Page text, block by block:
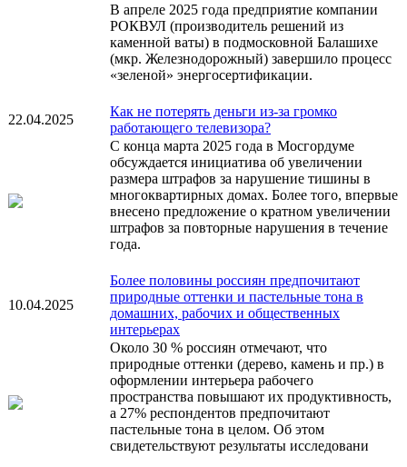
В апреле 2025 года предприятие компании
РОКВУЛ (производитель решений из
каменной ваты) в подмосковной Балашихе
(мкр. Железнодорожный) завершило процесс
«зеленой» энергосертификации.
22.04.2025
Как не потерять деньги из-за громко
работающего телевизора?
С конца марта 2025 года в Мосгордуме
обсуждается инициатива об увеличении
размера штрафов за нарушение тишины в
многоквартирных домах. Более того, впервые
внесено предложение о кратном увеличении
штрафов за повторные нарушения в течение
года.
10.04.2025
Более половины россиян предпочитают
природные оттенки и пастельные тона в
домашних, рабочих и общественных
интерьерах
Около 30 % россиян отмечают, что
природные оттенки (дерево, камень и пр.) в
оформлении интерьера рабочего
пространства повышают их продуктивность,
а 27% респондентов предпочитают
пастельные тона в целом. Об этом
свидетельствуют результаты исследовани